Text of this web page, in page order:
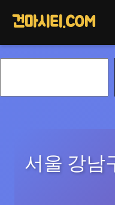
가
건마시티.COM
서울 강남